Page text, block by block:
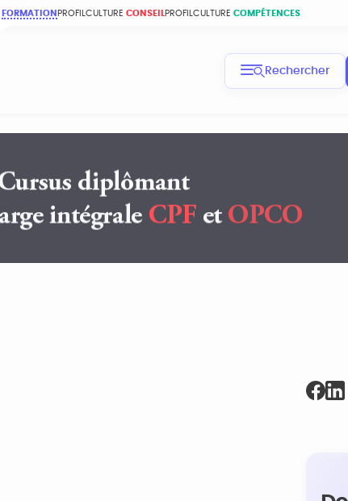
FORMATION PROFILCULTURE CONSEIL PROFILCULTURE COMPÉTENCES
Rechercher